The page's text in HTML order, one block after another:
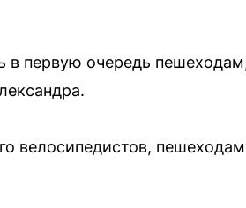
первую очередь
велосипедистов,